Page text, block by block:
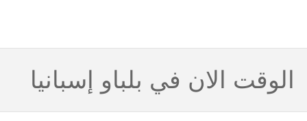
الوقت الان في بلباو إسبانيا